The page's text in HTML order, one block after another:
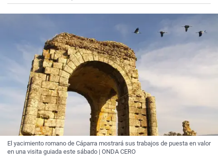
El yacimiento romano de Cáparra mostrará sus trabajos de puesta en valor
en una visita guiada este sábado | ONDA CERO